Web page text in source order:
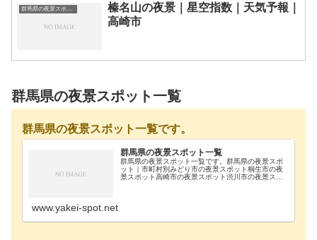
群馬県の夜景スポット一覧
榛名山の夜景｜星空指数｜天気予報｜
高崎市
群馬県の夜景スポット一覧
群馬県の夜景スポット一覧です。
群馬県の夜景スポット一覧
群馬県の夜景スポット一覧です。群馬県の夜景スポ
ット｜市町村別みどり市の夜景スポット桐生市の夜
景スポット高崎市の夜景スポット渋川市の夜景スポ
www.yakei-spot.net